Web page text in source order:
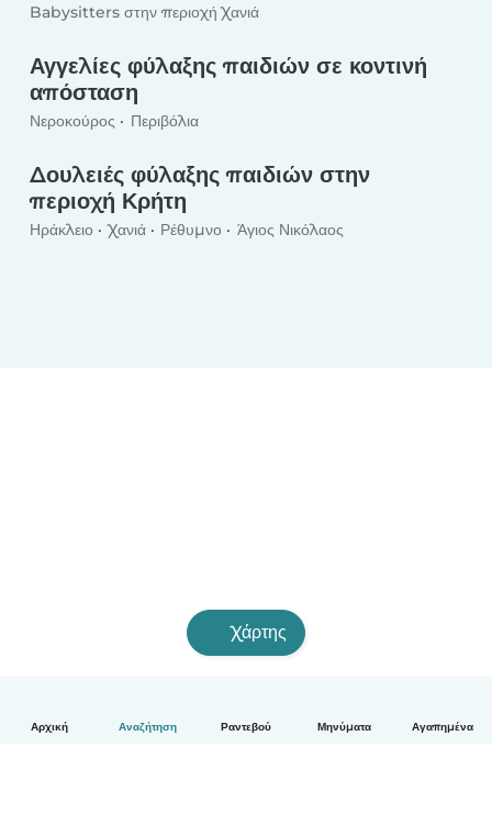
Αρχική Αναζήτηση Ραντεβού Μηνύματα Αγαπημένα
Babysitters στην περιοχή Χανιά
Αγγελίες φύλαξης παιδιών σε κοντινή
απόσταση
Νεροκούρος Περιβόλια
Δουλειές φύλαξης παιδιών στην
περιοχή Κρήτη
Ηράκλειο Χανιά Ρέθυμνο Άγιος Νικόλαος
Χάρτης